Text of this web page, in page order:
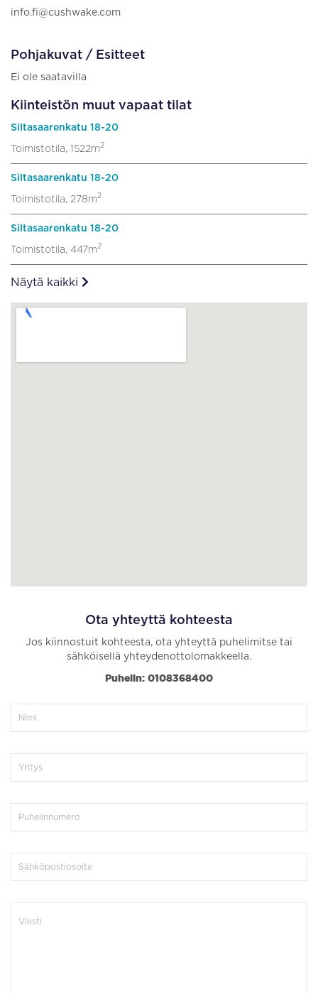
info.fi@cushwake.com
Pohjakuvat / Esitteet
Ei ole saatavilla
Kiinteistön muut vapaat tilat
Siltasaarenkatu 18-20
Toimistotila, 1522m2
Siltasaarenkatu 18-20
Toimistotila, 278m2
Siltasaarenkatu 18-20
Toimistotila, 447m2
Näytä kaikki
Ota yhteyttä kohteesta
Jos kiinnostuit kohteesta, ota yhteyttä puhelimitse tai
sähköisellä yhteydenottolomakkeella.
Puhelin: 0108368400